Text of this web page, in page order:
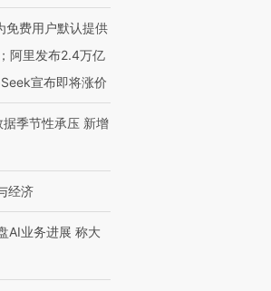
免费用户默认提供
阿里发布2.4万亿
宣布即将涨价
季节性承压 新增
经济
AI业务进展 称大